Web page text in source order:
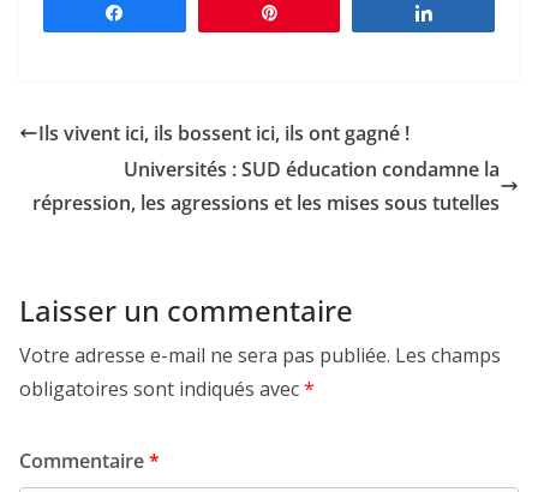
Ils vivent ici, ils bossent ici, ils ont gagné !
Universités : SUD éducation condamne la
répression, les agressions et les mises sous tutelles
Laisser un commentaire
Votre adresse e-mail ne sera pas publiée. Les champs
obligatoires sont indiqués avec*
Commentaire*